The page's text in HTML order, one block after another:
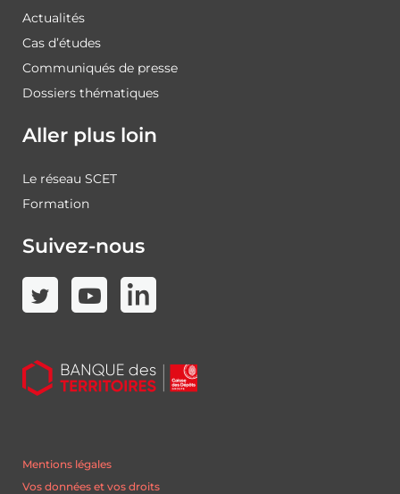
Actualités
Cas d’études
Communiqués de presse
Dossiers thématiques
Aller plus loin
Le réseau SCET
Formation
Suivez-nous
Mentions légales
Vos données et vos droits